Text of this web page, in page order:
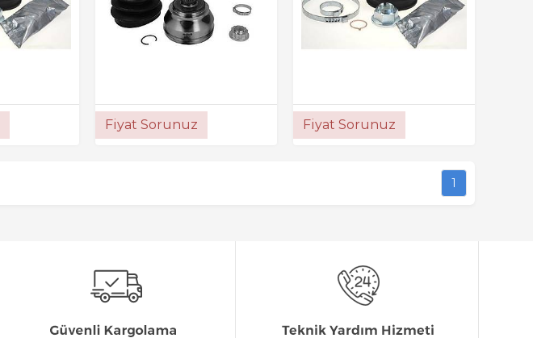
Fiyat Sorunuz Fiyat Sorunuz
1